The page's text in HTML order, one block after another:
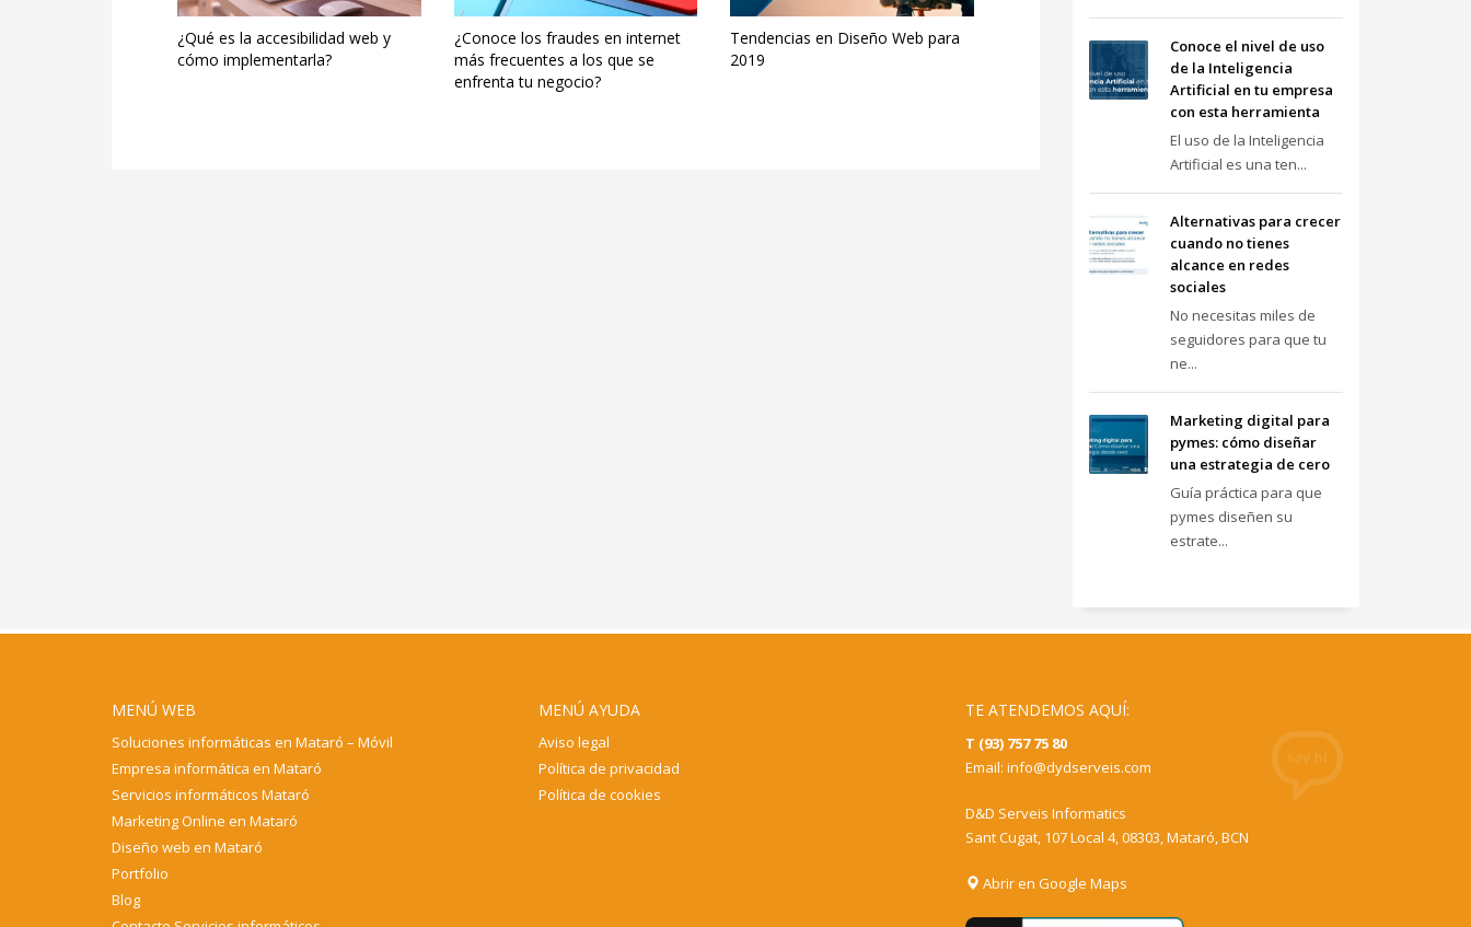
¿Qué es la accesibilidad web y
cómo implementarla?
¿Conoce los fraudes en internet
más frecuentes a los que se
enfrenta tu negocio?
Tendencias en Diseño Web para
2019
Conoce el nivel de uso
de la Inteligencia
Artificial en tu empresa
con esta herramienta
El uso de la Inteligencia
Artificial es una ten...
Alternativas para crecer
cuando no tienes
alcance en redes
sociales
No necesitas miles de
seguidores para que tu
ne...
Marketing digital para
pymes: cómo diseñar
una estrategia de cero
Guía práctica para que
pymes diseñen su
estrate...
MENÚ WEB
Soluciones informáticas en Mataró – Móvil
Empresa informática en Mataró
Servicios informáticos Mataró
Marketing Online en Mataró
Diseño web en Mataró
Portfolio
Blog
MENÚ AYUDA
Aviso legal
Política de privacidad
Política de cookies
TE ATENDEMOS AQUÍ:
T (93) 757 75 80
Email: info@dydserveis.com
D&D Serveis Informatics
Sant Cugat, 107 Local 4, 08303, Mataró, BCN
Abrir en Google Maps